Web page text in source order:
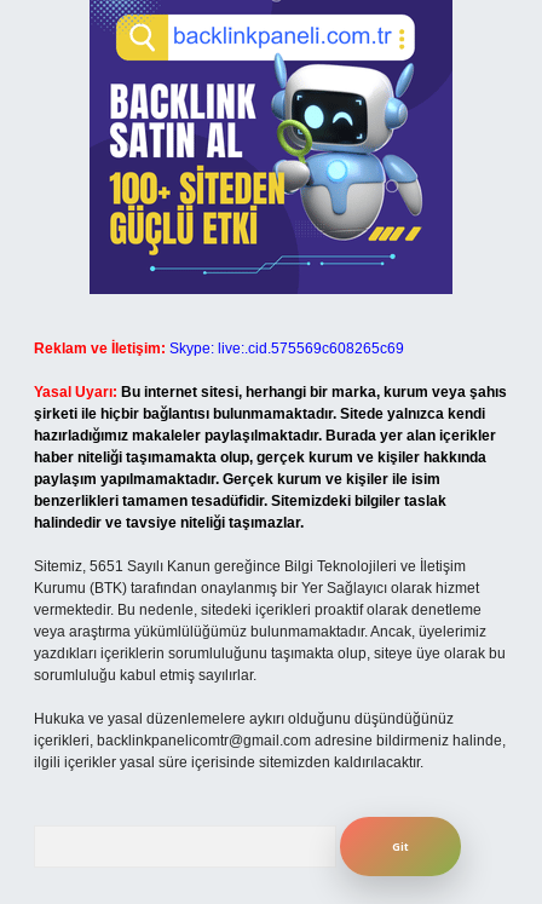
Reklam ve İletişim: Skype: live:.cid.575569c608265c69
Yasal Uyarı: Bu internet sitesi, herhangi bir marka, kurum veya şahıs
şirketi ile hiçbir bağlantısı bulunmamaktadır. Sitede yalnızca kendi
hazırladığımız makaleler paylaşılmaktadır. Burada yer alan içerikler
haber niteliği taşımamakta olup, gerçek kurum ve kişiler hakkında
paylaşım yapılmamaktadır. Gerçek kurum ve kişiler ile isim
benzerlikleri tamamen tesadüfidir. Sitemizdeki bilgiler taslak
halindedir ve tavsiye niteliği taşımazlar.
Sitemiz, 5651 Sayılı Kanun gereğince Bilgi Teknolojileri ve İletişim
Kurumu (BTK) tarafından onaylanmış bir Yer Sağlayıcı olarak hizmet
vermektedir. Bu nedenle, sitedeki içerikleri proaktif olarak denetleme
veya araştırma yükümlülüğümüz bulunmamaktadır. Ancak, üyelerimiz
yazdıkları içeriklerin sorumluluğunu taşımakta olup, siteye üye olarak bu
sorumluluğu kabul etmiş sayılırlar.
Hukuka ve yasal düzenlemelere aykırı olduğunu düşündüğünüz
içerikleri, backlinkpanelicomtr@gmail.com adresine bildirmeniz halinde,
ilgili içerikler yasal süre içerisinde sitemizden kaldırılacaktır.